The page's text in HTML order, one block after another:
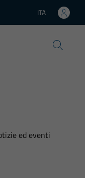
Lingua attiva:
ITA
ed eventi